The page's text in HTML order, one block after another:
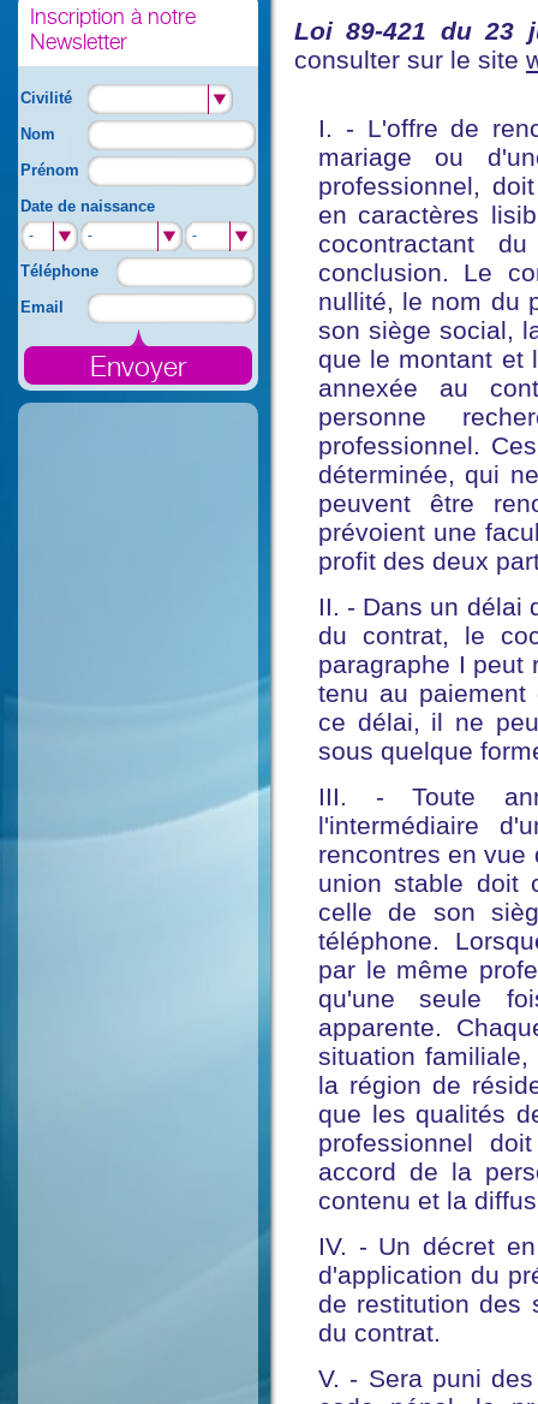
Inscription à notre
Newsletter
Civilité
Nom
Prénom
Date de naissance
- - -
Téléphone
Email
Loi 89-421 du 23
consulter sur le site
I. - L'offre de
mariage ou
professionnel,
en caractères
cocontractant
conclusion. Le
nullité, le nom du
son siège social,
que le montant et
annexée au
personne
professionnel.
déterminée, qui
peuvent être
prévoient une
profit des deux
II. - Dans un délai
du contrat, le
paragraphe I peut
tenu au paiement
ce délai, il ne
sous quelque
III. - Toute
l'intermédiaire
rencontres en vue
union stable doit
celle de son
téléphone.
par le même
qu'une seule
apparente.
situation
la région de
que les qualités
professionnel
accord de la
contenu et la
IV. - Un décret
d'application du
de restitution des
du contrat.
V. - Sera puni